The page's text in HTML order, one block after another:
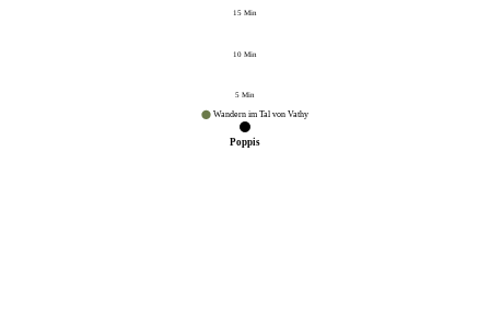
5Min
10Min
15Min
Poppis
Wandern im Tal von Vathy